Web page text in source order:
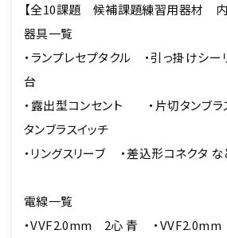
【全10課題 候補課題練習用器材 内
器具一覧
・ランプレセプタクル ・引っ掛けシ
台
・露出型コンセント ・片切タンブ
タンブラスイッチ
・リングスリーブ ・差込形コネクタ な
電線一覧
・VVF2.0mm 2心 青 ・